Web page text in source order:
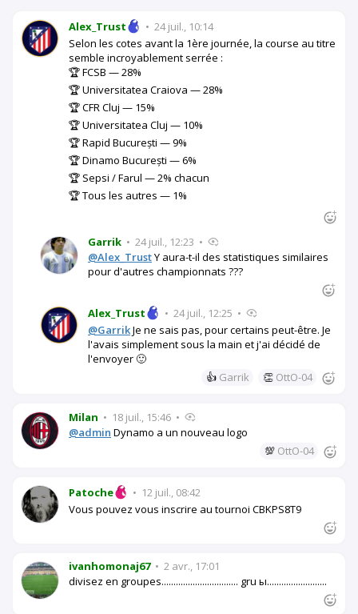
Alex_Trust • 24 juil., 10:14
Selon les cotes avant la 1ère journée, la course au titre
semble incroyablement serrée :
🏆 FCSB — 28%
🏆 Universitatea Craiova — 28%
🏆 CFR Cluj — 15%
🏆 Universitatea Cluj — 10%
🏆 Rapid București — 9%
🏆 Dinamo București — 6%
🏆 Sepsi / Farul — 2% chacun
🏆 Tous les autres — 1%
Garrik • 24 juil., 12:23 •
@Alex_TrustY aura-t-il des statistiques similaires
pour d'autres championnats ???
Alex_Trust • 24 juil., 12:25 •
@GarrikJe ne sais pas, pour certains peut-être. Je
l'avais simplement sous la main et j'ai décidé de
l'envoyer 🙂
👍 Garrik 👏 OttO-04
Milan • 18 juil., 15:46 •
@admin Dynamo a un nouveau logo
💯 OttO-04
Patoche • 12 juil., 08:42
Vous pouvez vous inscrire au tournoi CBKPS8T9
ivanhomonaj67 • 2 avr., 17:01
divisez en groupes................................ gru ы.........................